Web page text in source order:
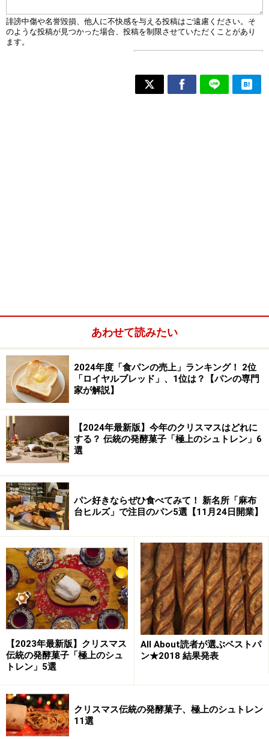
あわせて読みたい
2024年度「食パンの売上」ランキング！ 2位
「ロイヤルブレッド」、1位は？【パンの専門
家が解説】
【2024年最新版】今年のクリスマスはどれに
する？ 伝統の発酵菓子「極上のシュトレン」6
選
パン好きならぜひ食べてみて！ 新名所「麻布
台ヒルズ」で注目のパン5選【11月24日開業】
【2023年最新版】クリスマス
伝統の発酵菓子「極上のシュ
トレン」5選
All About読者が選ぶベストパ
ン★2018 結果発表
クリスマス伝統の発酵菓子、極上のシュトレン
11選